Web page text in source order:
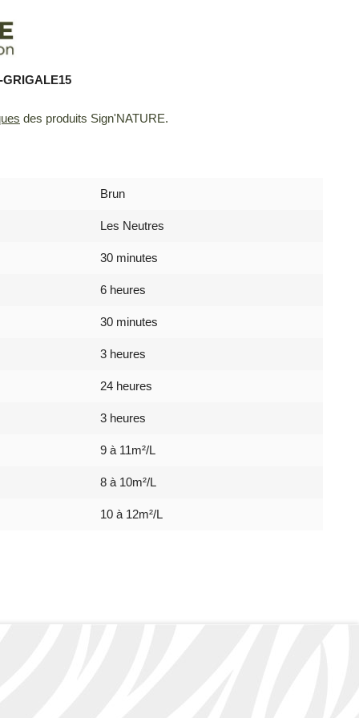
GRIGALE15
des produits Sign'NATURE.
Brun
Les Neutres
30 minutes
6 heures
30 minutes
3 heures
24 heures
3 heures
9 à 11m²/L
8 à 10m²/L
10 à 12m²/L